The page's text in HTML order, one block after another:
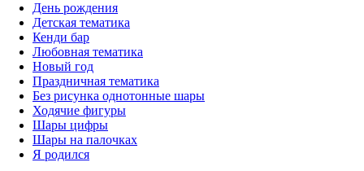
День рождения
Детская тематика
Кенди бар
Любовная тематика
Новый год
Праздничная тематика
Без рисунка однотонные шары
Ходячие фигуры
Шары цифры
Шары на палочках
Я родился